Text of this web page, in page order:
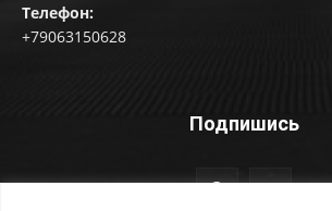
Телефон:
+79063150628
Подпишись